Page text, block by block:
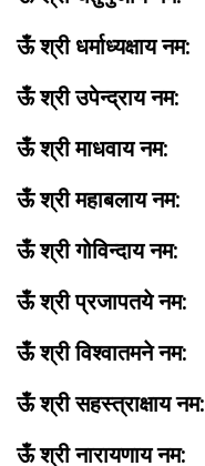
ऊँ श्री धर्माध्यक्षाय नम:
ऊँ श्री उपेन्द्राय नम:
ऊँ श्री माधवाय नम:
ऊँ श्री महाबलाय नम:
ऊँ श्री गोविन्दाय नम:
ऊँ श्री प्रजापतये नम:
ऊँ श्री विश्वातमने नम:
ऊँ श्री सहस्त्राक्षाय नम:
ऊँ श्री नारायणाय नम: